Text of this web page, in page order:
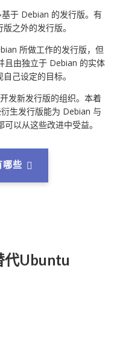
于 Debian 的发行版。有
之外的发行版。
所做工作的发行版，但
且由独立于 Debian 的实体
己设定的目标。
发新发行版的组织。本着
生发行版能为 Debian 与
以从这些改进中受益。
哪些
代Ubuntu